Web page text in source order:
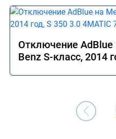
Отключение AdBlue
Benz S-класс, 2014